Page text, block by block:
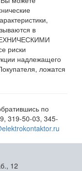
в
риски
надлежащего
ложатся
по
319-50-03, 345-
12